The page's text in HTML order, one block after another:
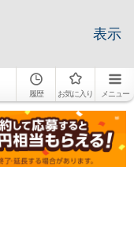
表示
履歴 お気に入り メニュー